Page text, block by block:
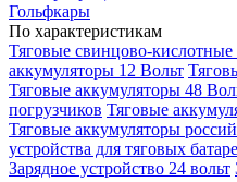
Гольфкары
По характеристикам
Тяговые свинцово-кислотные
аккумуляторы 12 Вольт
Тяговые аккумуляторы 48
погрузчиков Тяговые
Тяговые аккумуляторы
устройства для тяговых
Зарядное устройство 24 вольт